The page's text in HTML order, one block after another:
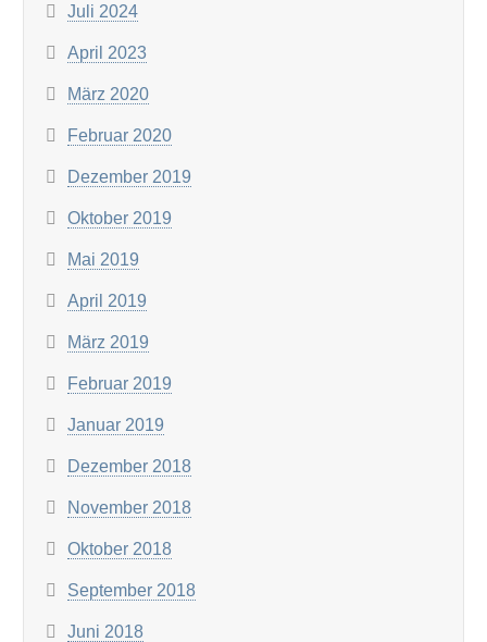
Juli 2024
April 2023
März 2020
Februar 2020
Dezember 2019
Oktober 2019
Mai 2019
April 2019
März 2019
Februar 2019
Januar 2019
Dezember 2018
November 2018
Oktober 2018
September 2018
Juni 2018